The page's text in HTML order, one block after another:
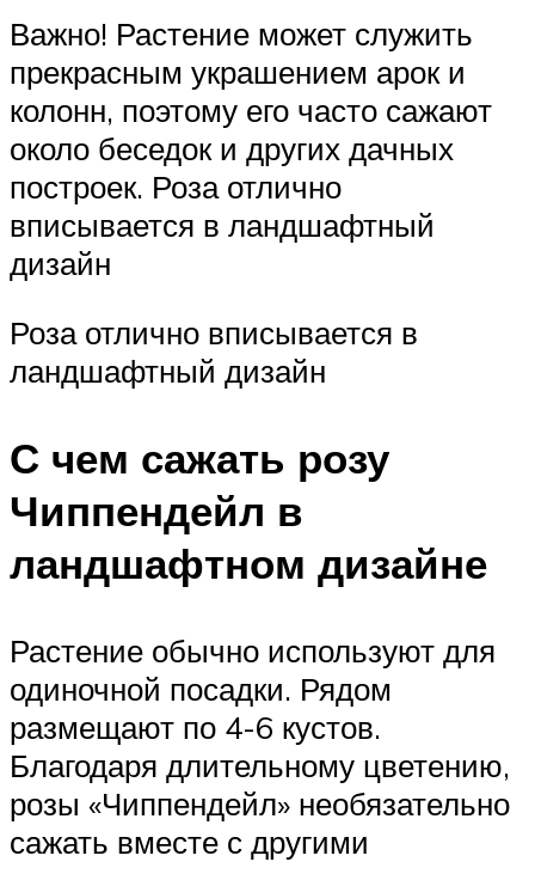
Важно! Растение может служить
прекрасным украшением арок и
колонн, поэтому его часто сажают
около беседок и других дачных
построек. Роза отлично
вписывается в ландшафтный
дизайн
Роза отлично вписывается в
ландшафтный дизайн
С чем сажать розу
Чиппендейл в
ландшафтном дизайне
Растение обычно используют для
одиночной посадки. Рядом
размещают по 4-6 кустов.
Благодаря длительному цветению,
розы «Чиппендейл» необязательно
сажать вместе с другими